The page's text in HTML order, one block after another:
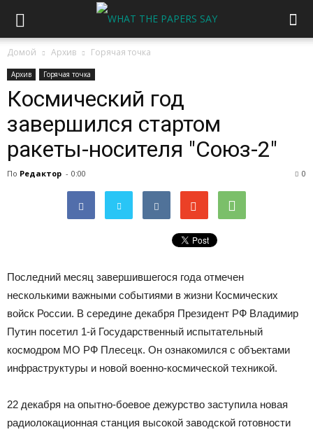
Домой Архив Горячая точка
Архив Горячая точка
Космический год
завершился стартом
ракеты-носителя "Союз-2"
По Редактор - 0:00 0
Последний месяц завершившегося года отмечен
несколькими важными событиями в жизни Космических
войск России. В середине декабря Президент РФ Владимир
Путин посетил 1-й Государственный испытательный
космодром МО РФ Плесецк. Он ознакомился с объектами
инфраструктуры и новой военно-космической техникой.
22 декабря на опытно-боевое дежурство заступила новая
радиолокационная станция высокой заводской готовности